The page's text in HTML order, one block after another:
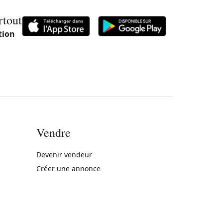
Vendre
Devenir vendeur
Créer une annonce